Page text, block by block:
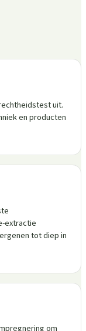
uit.
en producten
extractie
tot diep in